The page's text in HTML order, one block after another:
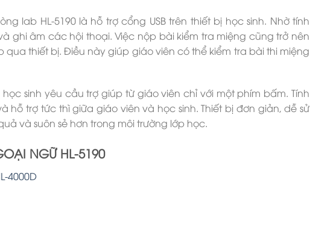
lab HL-5190 là hỗ trợ cổng USB trên thiết bị học sinh. Nhờ tính
ghi âm các hội thoại. Việc nộp bài kiểm tra miệng cũng trở nên
thiết bị. Điều này giúp giáo viên có thể kiểm tra bài thi miệng
sinh yêu cầu trợ giúp từ giáo viên chỉ với một phím bấm. Tính
trợ tức thì giữa giáo viên và học sinh. Thiết bị đơn giản, dễ sử
và suôn sẻ hơn trong môi trường lớp học.
NGỮ HL-5190
4000D